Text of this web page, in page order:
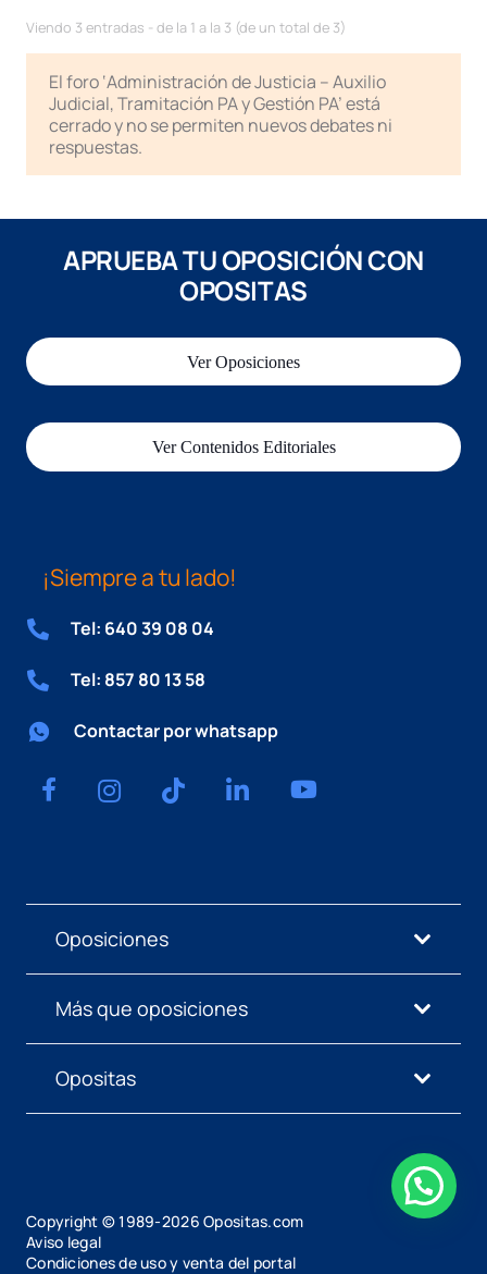
Viendo 3 entradas - de la 1 a la 3 (de un total de 3)
El foro ‘Administración de Justicia – Auxilio
Judicial, Tramitación PA y Gestión PA’ está
cerrado y no se permiten nuevos debates ni
respuestas.
APRUEBA TU OPOSICIÓN CON
OPOSITAS
Ver Oposiciones
Ver Contenidos Editoriales
¡Siempre a tu lado!
Tel: 640 39 08 04
Tel: 857 80 13 58
Contactar por whatsapp
Oposiciones
Más que oposiciones
Opositas
Copyright © 1989-2026 Opositas.com
Aviso legal
Condiciones de uso y venta del portal